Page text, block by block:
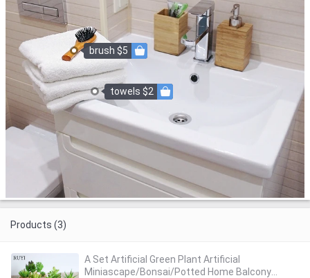
towels $2
brush $5
Products (3)
A Set Artificial Green Plant Artificial
Miniascape/Bonsai/Potted Home Balcony